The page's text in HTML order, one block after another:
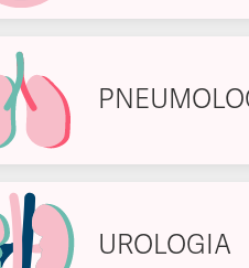
UROLOGIA